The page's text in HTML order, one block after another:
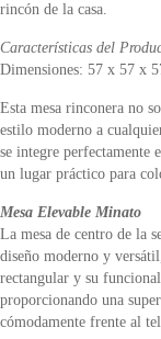
rincón de la casa.
Características del
Dimensiones: 57 x 57 x
Esta mesa rinconera no
estilo moderno a
se integre perfectamente
un lugar práctico para
Mesa Elevable Minato
La mesa de centro de la
diseño moderno y
rectangular y su
proporcionando una
cómodamente frente al